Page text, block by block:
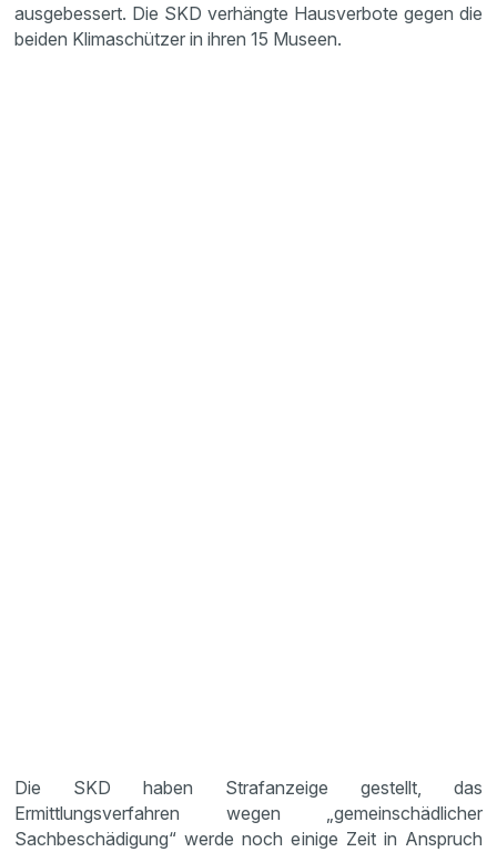
ausgebessert. Die SKD verhängte Hausverbote gegen die
beiden Klimaschützer in ihren 15 Museen.
Die SKD haben Strafanzeige gestellt, das
Ermittlungsverfahren wegen „gemeinschädlicher
Sachbeschädigung“ werde noch einige Zeit in Anspruch